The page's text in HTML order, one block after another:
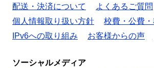
配送・決済について
よくあるご質問
個人情報取り扱い方針
校費・公費
IPv6への取り組み
お客様からの声
ソーシャルメディア